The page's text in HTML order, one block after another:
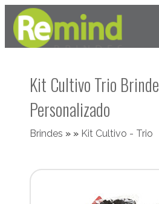
Kit Cultivo Trio Brinde
Personalizado
Brindes » » Kit Cultivo - Trio